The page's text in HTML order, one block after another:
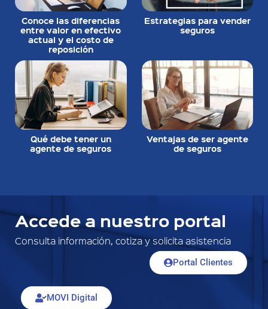
Conoce las diferencias
entre valor en efectivo
actual y el costo de
reposición
Estrategias para vender
seguros
Qué debe tener un
agente de seguros
Ventajas de ser agente
de seguros
Accede a nuestro portal
Consulta información, cotiza y solicita asistencia
Portal Clientes
MOVI Digital